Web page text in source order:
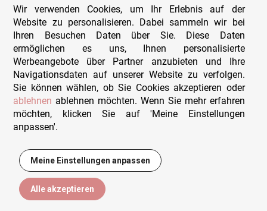
13,95 €
Zahlungsarten
Herstellungsland
Widerruf
Sitemap
Beratung & Support
Wir sind persönlich erreichbar
+49 (0)341 4912 210
Kontakt-Formular
© Puzzlewelt Leipzig GmbH - Alle Rechte vorbehalten
Wir verwenden Cookies, um Ihr Erlebnis auf der
Website zu personalisieren. Dabei sammeln wir bei
Ihren Besuchen Daten über Sie. Diese Daten
ermöglichen es uns, Ihnen personalisierte
Werbeangebote über Partner anzubieten und Ihre
Navigationsdaten auf unserer Website zu verfolgen.
Sie können wählen, ob Sie Cookies akzeptieren oder
ablehnen ablehnen möchten. Wenn Sie mehr erfahren
möchten, klicken Sie auf 'Meine Einstellungen
anpassen'.
Meine Einstellungen anpassen
Alle akzeptieren